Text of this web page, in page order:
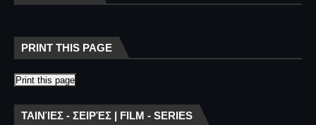
PRINT THIS PAGE
Print this page
ΤΑΙΝΊΕΣ - ΣΕΙΡΈΣ | FILM - SERIES